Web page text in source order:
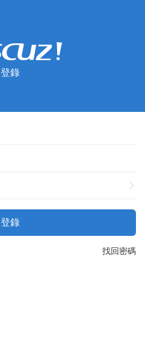
登錄
登錄
找回密碼